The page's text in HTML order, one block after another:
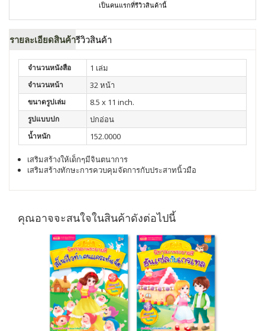
เป็นคนแรกที่รีวิวสินค้านี้
รายละเอียดสินค้ารีวิวสินค้า
จำนวนหนังสือ 1 เล่ม
จำนวนหน้า 32 หน้า
ขนาดรูปเล่ม 8.5 x 11 inch.
รูปแบบปก ปกอ่อน
น้ำหนัก 152.0000
เสริมสร้างให้เด็กๆมีจินตนาการ
เสริมสร้างทักษะการควบคุมจัดการกับประสาทนิ้วมือ
คุณอาจจะสนใจในสินค้าดังต่อไปนี้